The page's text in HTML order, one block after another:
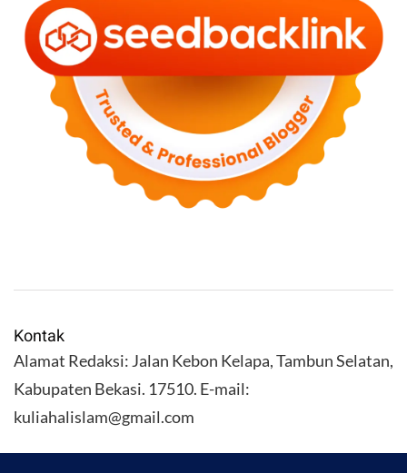
Kontak
Alamat Redaksi: Jalan Kebon Kelapa, Tambun Selatan,
Kabupaten Bekasi. 17510. E-mail:
kuliahalislam@gmail.com